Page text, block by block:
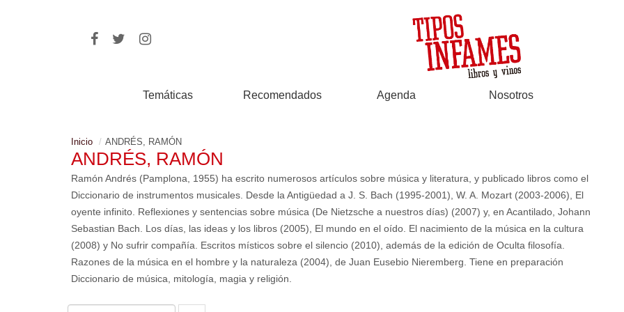
Temáticas Recomendados Agenda Nosotros
Inicio ANDRÉS, RAMÓN
ANDRÉS, RAMÓN
Ramón Andrés (Pamplona, 1955) ha escrito numerosos artículos sobre música y literatura, y publicado libros como el
Diccionario de instrumentos musicales. Desde la Antigüedad a J. S. Bach (1995-2001), W. A. Mozart (2003-2006), El
oyente infinito. Reflexiones y sentencias sobre música (De Nietzsche a nuestros días) (2007) y, en Acantilado, Johann
Sebastian Bach. Los días, las ideas y los libros (2005), El mundo en el oído. El nacimiento de la música en la cultura
(2008) y No sufrir compañía. Escritos místicos sobre el silencio (2010), además de la edición de Oculta filosofía.
Razones de la música en el hombre y la naturaleza (2004), de Juan Eusebio Nieremberg. Tiene en preparación
Diccionario de música, mitología, magia y religión.